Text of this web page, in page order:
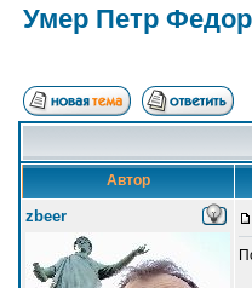
Умер Петр
Автор
zbeer